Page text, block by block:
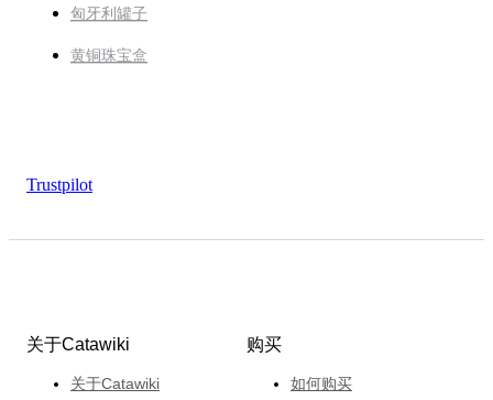
匈牙利罐子
黄铜珠宝盒
Trustpilot
关于Catawiki
关于Catawiki
购买
如何购买